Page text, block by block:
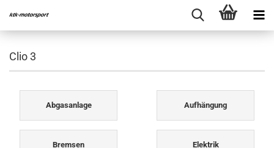
Clio 3
Abgasanlage Aufhängung
Bremsen Elektrik